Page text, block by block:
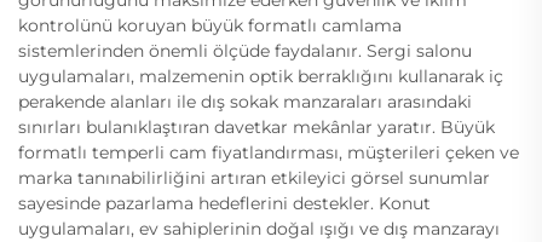
kontrolünü koruyan büyük formatlı camlama
sistemlerinden önemli ölçüde faydalanır. Sergi salonu
uygulamaları, malzemenin optik berraklığını kullanarak iç
perakende alanları ile dış sokak manzaraları arasındaki
sınırları bulanıklaştıran davetkar mekânlar yaratır. Büyük
formatlı temperli cam fiyatlandırması, müşterileri çeken ve
marka tanınabilirliğini artıran etkileyici görsel sunumlar
sayesinde pazarlama hedeflerini destekler. Konut
uygulamaları, ev sahiplerinin doğal ışığı ve dış manzarayı